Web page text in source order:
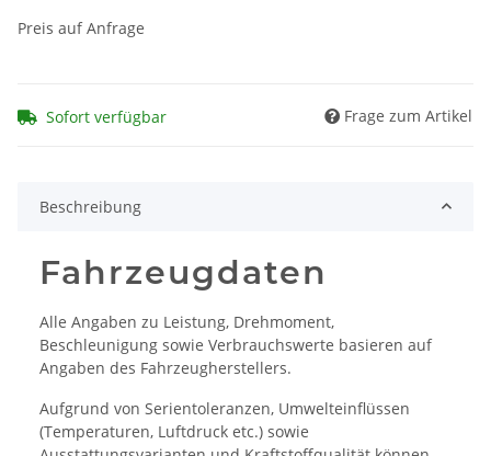
Preis auf Anfrage
Sofort verfügbar Frage zum Artikel
Beschreibung
Fahrzeugdaten
Alle Angaben zu Leistung, Drehmoment,
Beschleunigung sowie Verbrauchswerte basieren auf
Angaben des Fahrzeugherstellers.
Aufgrund von Serientoleranzen, Umwelteinflüssen
(Temperaturen, Luftdruck etc.) sowie